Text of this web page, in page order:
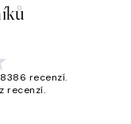
recenzí.
recenzí.